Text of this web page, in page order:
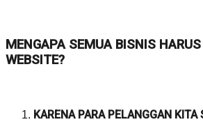
MENGAPA SEMUA BISNIS
WEBSITE?
KARENA PARA PELANGGAN KITA